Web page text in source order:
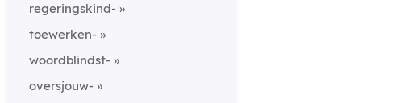
regeringskind-
toewerken-
woordblindst-
oversjouw-